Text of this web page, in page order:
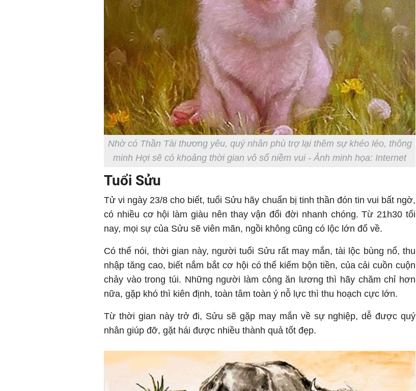
Nhờ có Thần Tài thương yêu, quý nhân phù trợ lại thêm sự khéo léo, thông
minh Hợi sẽ có khoảng thời gian vô số niềm vui - Ảnh minh họa: Internet
Tuổi Sửu
Tử vi ngày 23/8 cho biết, tuổi Sửu hãy chuẩn bị tinh thần đón tin vui bất ngờ,
có nhiều cơ hội làm giàu nên thay vận đổi đời nhanh chóng. Từ 21h30 tối
nay, mọi sự của Sửu sẽ viên mãn, ngồi không cũng có lộc lớn đổ về.
Có thể nói, thời gian này, người tuổi Sửu rất may mắn, tài lộc bùng nổ, thu
nhập tăng cao, biết nắm bắt cơ hội có thể kiếm bộn tiền, của cải cuồn cuộn
chảy vào trong túi. Những người làm công ăn lương thì hãy chăm chỉ hơn
nữa, gặp khó thì kiên định, toàn tâm toàn ý nỗ lực thì thu hoạch cực lớn.
Từ thời gian này trở đi, Sửu sẽ gặp may mắn về sự nghiệp, dễ được quý
nhân giúp đỡ, gặt hái được nhiều thành quả tốt đẹp.